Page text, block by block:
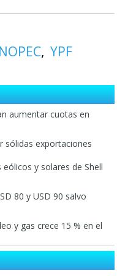
YPF
aumentar cuotas en
sólidas exportaciones
y solares de Shell
80 y USD 90 salvo
y gas crece 15 % en el